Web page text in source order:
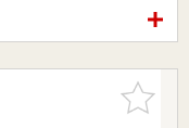
お気に入
りに追加